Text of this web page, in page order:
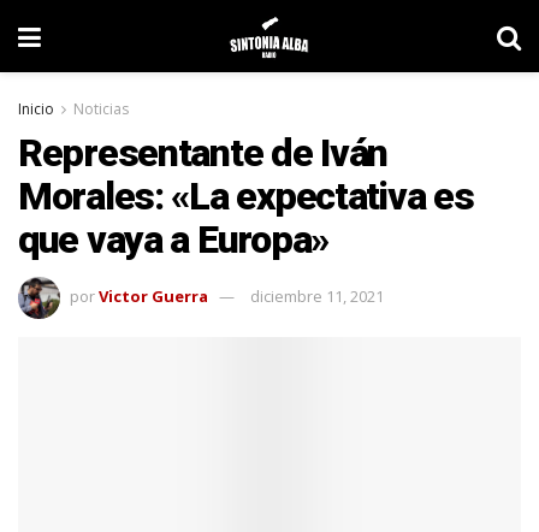
Inicio Noticias
Representante de Iván
Morales: «La expectativa es
que vaya a Europa»
porVictor Guerra diciembre 11, 2021